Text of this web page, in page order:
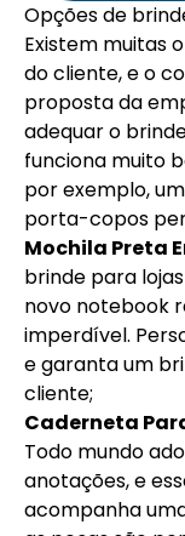
Opções de
Existem muitas
docliente, e o
proposta da
adequar o
funciona muito
por exemplo,
porta-copos
Mochila Preta
brinde para
novo notebook
imperdível.
e garanta um
cliente;
Caderneta
Todo mundo
anotações, e
acompanha